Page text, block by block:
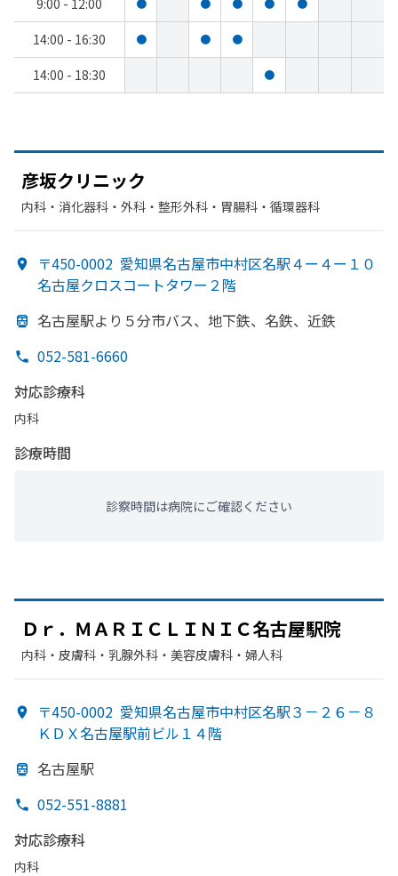
9:00 - 12:00
● ● ● ● ●
14:00 - 16:30 ● ● ●
14:00 - 18:30 ●
彦坂クリニック
内科・​消化器科・​外科・​整形外科・​胃腸科・​循環器科
〒450-0002 愛知県名古屋市中村区名駅４ー４ー１０
名古屋クロスコートタワー２階
名古屋駅より ５分市バス、 地下鉄、 名鉄、 近鉄
052-581-6660
対応診療科
内科
診療時間
診察時間は病院にご確認ください
Ｄｒ． ＭＡＲＩＣＬＩＮＩＣ名古屋駅院
内科・​皮膚科・​乳腺外科・​美容皮膚科・​婦人科
〒450-0002 愛知県名古屋市中村区名駅３－２６－８
ＫＤＸ名古屋駅前ビル１４階
名古屋駅
052-551-8881
対応診療科
内科